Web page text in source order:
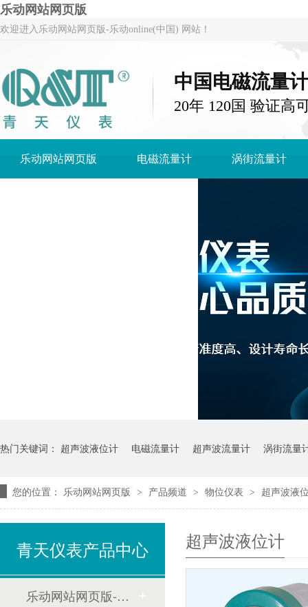
乐动网站网页版
欢迎进入乐动网站网页版-乐动online(中国) 网站！
中国电磁流量
20年 120国 验证高
乐动网站网页版 电磁流量计 涡街流量计
热门关键词： 超声波液位计 电磁流量计 超声波流量计 涡街流量
您的位置： 乐动网站网页版 > 产品频道 > 物位仪表 > 超声波液
超声波液位计
青天仪表产品中心
乐动网站网页版-乐动online(中国)